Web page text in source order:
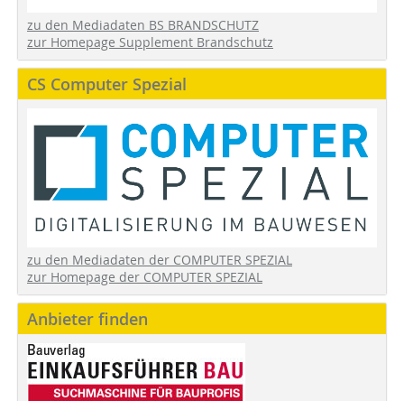
zu den Mediadaten BS BRANDSCHUTZ
zur Homepage Supplement Brandschutz
CS Computer Spezial
zu den Mediadaten der COMPUTER SPEZIAL
zur Homepage der COMPUTER SPEZIAL
Anbieter finden